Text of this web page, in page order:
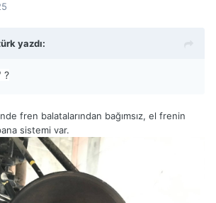
yazdı:
?
fren balatalarından bağımsız, el frenin
sistemi var.